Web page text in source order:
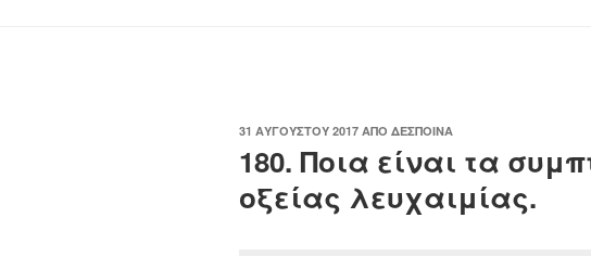
ΔΗΜΟΣΙΕΎΤΗΚΕ
31 ΑΥΓΟΎΣΤΟΥ 2017 ΑΠΌ ΔΈΣΠΟΙΝΑ
180. Ποια είναι τα
οξείας λευχαιμίας.